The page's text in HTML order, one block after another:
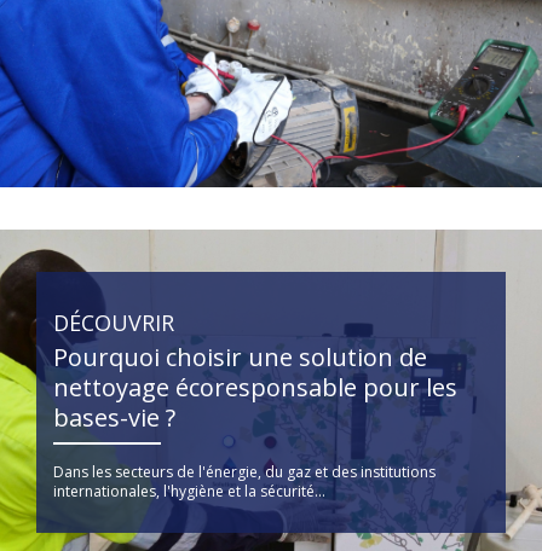
DÉCOUVRIR
Pourquoi choisir une solution de
nettoyage écoresponsable pour les
bases-vie ?
Dans les secteurs de l'énergie, du gaz et des institutions
internationales, l'hygiène et la sécurité...